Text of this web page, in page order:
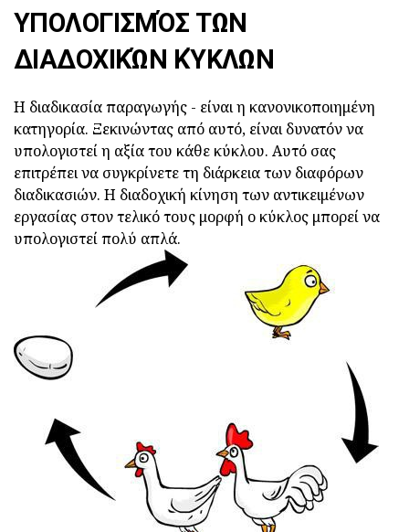
ΥΠΟΛΟΓΙΣΜΌΣ ΤΩΝ
ΔΙΑΔΟΧΙΚΏΝ ΚΎΚΛΩΝ
Η διαδικασία παραγωγής - είναι η κανονικοποιημένη
κατηγορία. Ξεκινώντας από αυτό, είναι δυνατόν να
υπολογιστεί η αξία του κάθε κύκλου. Αυτό σας
επιτρέπει να συγκρίνετε τη διάρκεια των διαφόρων
διαδικασιών. Η διαδοχική κίνηση των αντικειμένων
εργασίας στον τελικό τους μορφή ο κύκλος μπορεί να
υπολογιστεί πολύ απλά.